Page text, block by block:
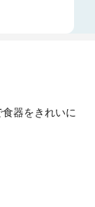
器をきれいに